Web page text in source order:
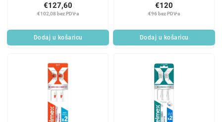
€102,08 bez PDV-a
€127,60
Dodaj u košaricu
€96 bez PDV-a
€120
Dodaj u košaricu